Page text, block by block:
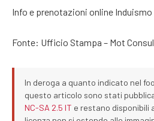
Info e prenotazioni online
Fonte: Ufficio Stampa – Mot
In deroga a quanto indicato nel
questo articolo sono stati
NC-SA 2.5 IT e restano disponibili